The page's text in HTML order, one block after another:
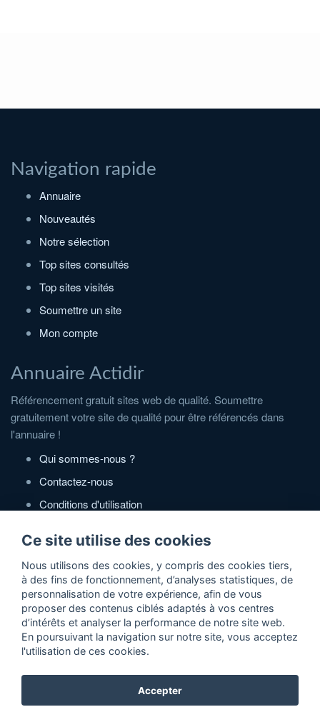
Navigation rapide
Annuaire
Nouveautés
Notre sélection
Top sites consultés
Top sites visités
Soumettre un site
Mon compte
Annuaire Actidir
Référencement gratuit sites web de qualité. Soumettre
gratuitement votre site de qualité pour être référencés dans
l'annuaire !
Qui sommes-nous ?
Contactez-nous
Conditions d'utilisation
Partenaires
Zone Annonces Gratuites
Locations vacances entre particuliers
Ruedesvacances
Ce site utilise des cookies
Nous utilisons des cookies, y compris des cookies tiers,
à des fins de fonctionnement, d’analyses statistiques, de
personnalisation de votre expérience, afin de vous
proposer des contenus ciblés adaptés à vos centres
d’intérêts et analyser la performance de notre site web.
En poursuivant la navigation sur notre site, vous acceptez
l'utilisation de ces cookies.
Accepter